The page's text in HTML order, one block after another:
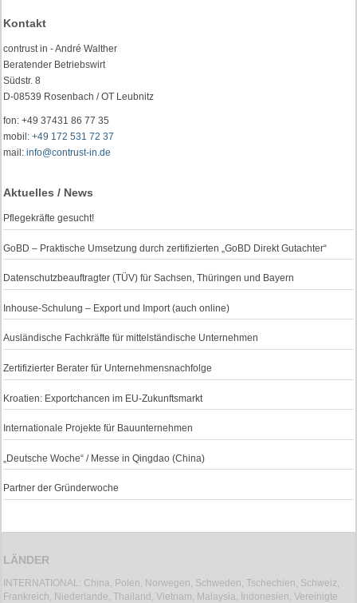
Kontakt
contrust in - André Walther
Beratender Betriebswirt
Südstr. 8
D-08539 Rosenbach / OT Leubnitz
fon: +49 37431 86 77 35
mobil:+49 172 531 72 37
mail:info@contrust-in.de
Aktuelles / News
Pflegekräfte gesucht!
GoBD – Praktische Umsetzung durch zertifizierten „GoBD Direkt Gutachter“
Datenschutzbeauftragter (TÜV) für Sachsen, Thüringen und Bayern
Inhouse-Schulung – Export und Import (auch online)
Ausländische Fachkräfte für mittelständische Unternehmen
Zertifizierter Berater für Unternehmensnachfolge
Kroatien: Exportchancen im EU-Zukunftsmarkt
Internationale Projekte für Bauunternehmen
„Deutsche Woche“ / Messe in Qingdao (China)
Partner der Gründerwoche
LÄNDER
INTERNATIONAL: China, Polen, Norwegen, Schweden, Tschechien, Schweiz,
Frankreich, Niederlande, Thailand, Vietnam, Malaysia, Indonesien, Vereinigte